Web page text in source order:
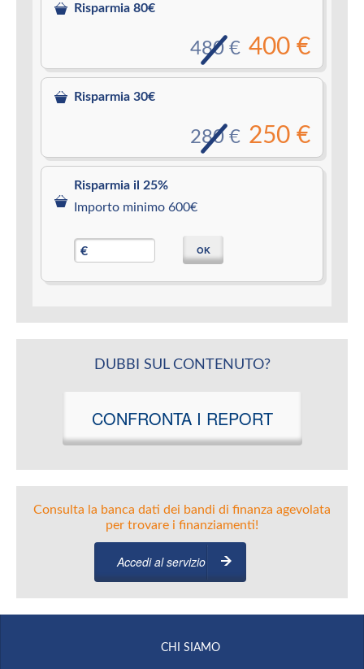
Risparmia 80€
400 €
480 €
Risparmia 30€
250 €
280 €
Risparmia il 25%
Importo minimo 600€
€ OK
DUBBI SUL CONTENUTO?
CONFRONTA I REPORT
Consulta la banca dati dei bandi di finanza agevolata
per trovare i finanziamenti!
Accedi al servizio
CHI SIAMO